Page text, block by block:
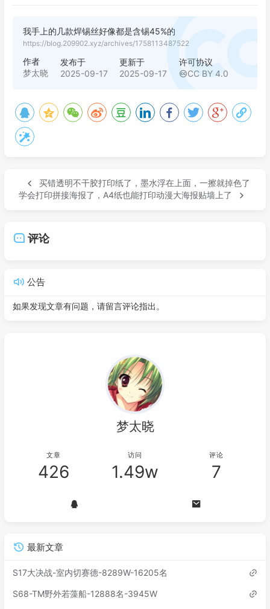
我手上的几款焊锡丝好像都是含锡45%的
https://blog.209902.xyz/archives/1758113487522
作者
梦太晓
发布于
2025-09-17
更新于
2025-09-17
许可协议
CC BY 4.0
买错透明不干胶打印纸了，墨水浮在上面，一擦就掉色了
学会打印拼接海报了，A4纸也能打印动漫大海报贴墙上了
评论
公告
如果发现文章有问题，请留言评论指出。
梦太晓
文章
426
访问
1.49w
评论
7
最新文章
S17大决战-室内切赛德-8289W-16205名
S68-TM野外若藻船-12888名-3945W